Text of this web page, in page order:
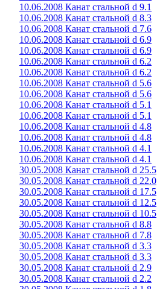
10.06.2008 Канат стальной d 9.1
10.06.2008 Канат стальной d 8.3
10.06.2008 Канат стальной d 7.6
10.06.2008 Канат стальной d 6.9
10.06.2008 Канат стальной d 6.9
10.06.2008 Канат стальной d 6.2
10.06.2008 Канат стальной d 6.2
10.06.2008 Канат стальной d 5.6
10.06.2008 Канат стальной d 5.6
10.06.2008 Канат стальной d 5.1
10.06.2008 Канат стальной d 5.1
10.06.2008 Канат стальной d 4.8
10.06.2008 Канат стальной d 4.8
10.06.2008 Канат стальной d 4.1
10.06.2008 Канат стальной d 4.1
30.05.2008 Канат стальной d 25.5
30.05.2008 Канат стальной d 22.0
30.05.2008 Канат стальной d 17.5
30.05.2008 Канат стальной d 12.5
30.05.2008 Канат стальной d 10.5
30.05.2008 Канат стальной d 8.8
30.05.2008 Канат стальной d 7.8
30.05.2008 Канат стальной d 3.3
30.05.2008 Канат стальной d 3.3
30.05.2008 Канат стальной d 2.9
30.05.2008 Канат стальной d 2.2